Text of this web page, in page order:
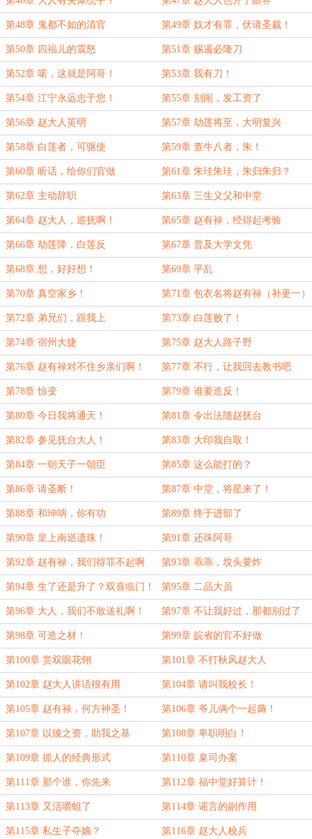
第48章 鬼都不如的清官 第49章 奴才有罪，伏请圣裁！
第50章 四福儿的震怒 第51章 赐遏必隆刀
第52章 喏，这就是阿哥！ 第53章 我有刀！
第54章 江宁永远忠于您！ 第55章 别闹，发工资了
第56章 赵大人英明 第57章 劫莲将至，大明复兴
第58章 白莲者，可驱使 第59章 查牛八者，朱！
第60章 听话，给你们官做 第61章 朱珪朱珪，朱归朱归？
第62章 主动辞职 第63章 三生义父和中堂
第64章 赵大人，巡抚啊！ 第65章 赵有禄，经得起考验
第66章 劫莲降，白莲反 第67章 普及大学文凭
第68章 想，好好想！ 第69章 平乱
第70章 真空家乡！ 第71章 包衣名将赵有禄（补更一）
第72章 弟兄们，跟我上 第73章 白莲败了！
第74章 宿州大捷 第75章 赵大人路子野
第76章 赵有禄对不住乡亲们啊！ 第77章 不行，让我回去教书吧
第78章 惊变 第79章 谁要造反！
第80章 今日我将通天！ 第81章 令出法随赵抚台
第82章 参见抚台大人！ 第83章 大印我自取！
第84章 一朝天子一朝臣 第85章 这么能打的？
第86章 请圣断！ 第87章 中堂，将星来了！
第88章 和珅呐，你有功 第89章 终于进部了
第90章 皇上南巡遗珠！ 第91章 还珠阿哥
第92章 赵有禄，我们得罪不起啊 第93章 乖乖，坟头要炸
第94章 生了还是升了？双喜临门！ 第95章 二品大员
第96章 大人，我们不敢送礼啊！ 第97章 不让我好过，那都别过了
第98章 可造之材！ 第99章 皖省的官不好做
第100章 赏双眼花翎 第101章 不打秋风赵大人
第102章 赵大人讲话很有用 第104章 请叫我校长！
第105章 赵有禄，何方神圣！ 第106章 爷儿俩个一起薅！
第107章 以彼之资，助我之基 第108章 卑职明白！
第109章 抓人的经典形式 第110章 臬司办案
第111章 那个谁，你先来 第112章 福中堂好算计！
第113章 又活嚼蛆了 第114章 谣言的副作用
第115章 私生子夺嫡？ 第116章 赵大人校兵